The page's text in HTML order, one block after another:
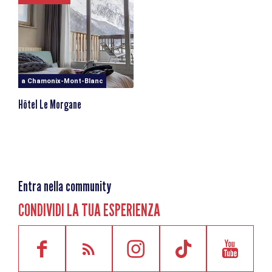
armonia del nostro nuovo menu franco-italiano. Generoso
e inventivo, dall'antipasto al caffè!
a Chamonix-Mont-Blanc
Hôtel Le Morgane
Entra nella community
CONDIVIDI LA TUA ESPERIENZA